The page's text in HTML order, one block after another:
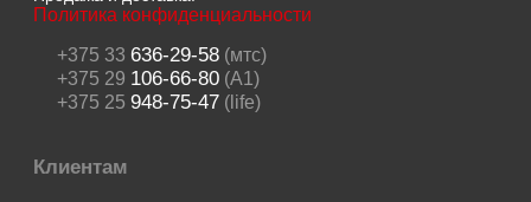
Политика конфиденциальности
+375 33 636-29-58(мтс)
+375 29 106-66-80(A1)
+375 25 948-75-47(life)
Клиентам